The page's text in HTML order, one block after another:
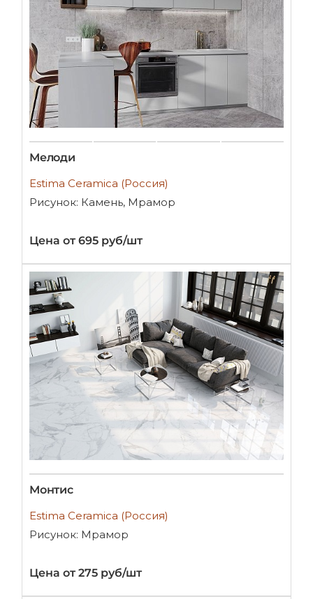
Мелоди
Estima Ceramica (Россия)
Рисунок: Камень, Мрамор
Цена от 695 руб/шт
Монтис
Estima Ceramica (Россия)
Рисунок: Мрамор
Цена от 275 руб/шт